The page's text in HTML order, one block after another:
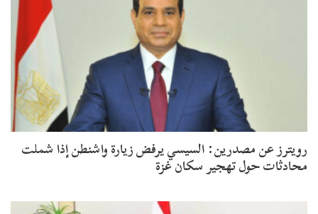
رويترز عن مصدرين: السيسي يرفض زيارة واشنطن إذا شملت
محادثات حول تهجير سكان غزة